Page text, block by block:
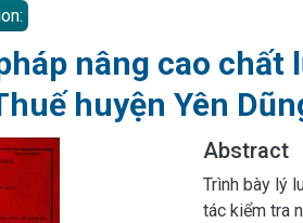
nâng cao
huyện Yên
Abstract
Trình bày lý
tác kiểm tra